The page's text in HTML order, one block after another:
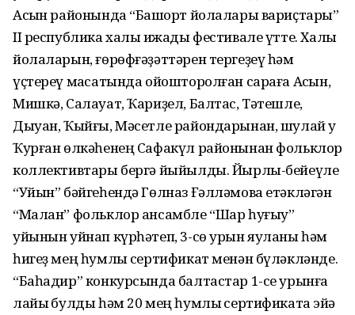
Асҡын районында “Башҡорт йолалары вариҫтары”
II республика халыҡ ижады фестивале үтте. Халыҡ
йолаларын, ғөрөфғəҙəттəрен тергеҙеү һəм
үҫтереү маҡсатында ойошторолған сараға Асҡын,
Мишкə, Салауат, Ҡариҙел, Балтас, Тəтешле,
Дыуан, Ҡыйғы, Мəсетле райондарынан, шулай уҡ
Ҡурған өлкəһенең Сафакүл районынан фольклор
коллективтары бергə йыйылды. Йырлы-бейеүле
“Уйын” бəйгеһендə Гөлназ Ғəллəмова етəклəгəн
“Малан” фольклор ансамбле “Шар һуғыу”
уйынын уйнап күрһəтеп, 3-сө урын яуланы һəм
һигеҙ мең һумлыҡ сертификат менəн бүлəклəнде.
“Баһадир” конкурсында балтастар 1-се урынға
лайыҡ булды һəм 20 мең һумлыҡ сертификатҡа эйə